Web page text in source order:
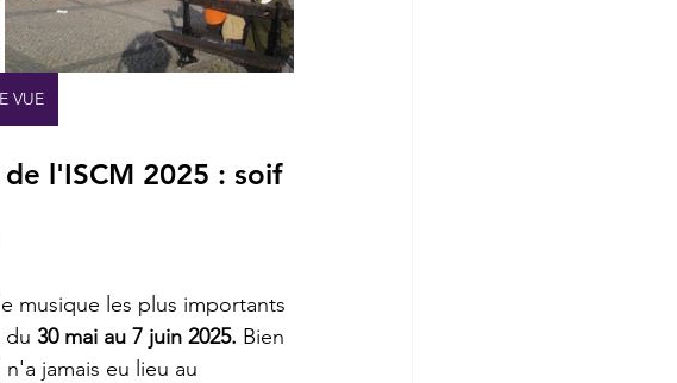
VUE
l'ISCM 2025 : soif
musique les plus importants
du 30 mai au 7 juin 2025. Bien
jamais eu lieu au